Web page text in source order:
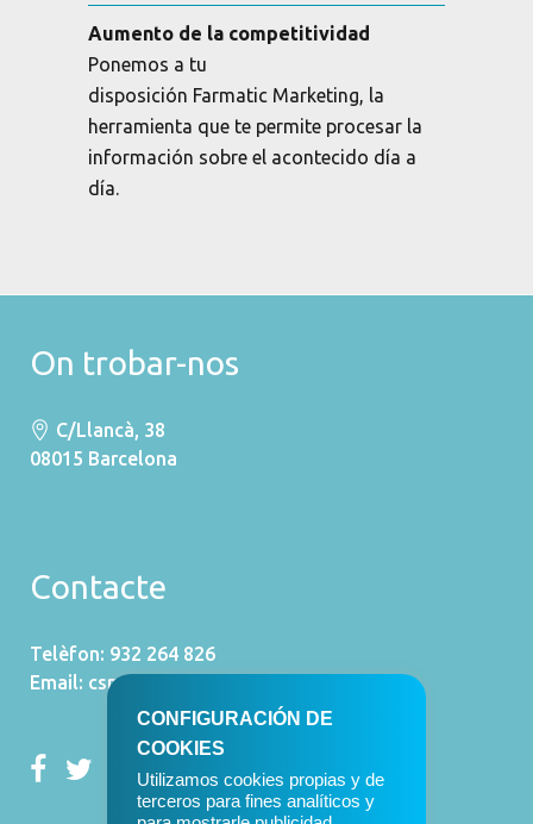
Aumento de la competitividad
Ponemos a tu
disposición Farmatic Marketing, la
herramienta que te permite procesar la
información sobre el acontecido día a
día.
On trobar-nos
C/Llancà, 38
08015 Barcelona
Contacte
Telèfon: 932 264 826
Email: csm@csym.es
CONFIGURACIÓN DE
COOKIES
Utilizamos cookies propias y de
terceros para fines analíticos y